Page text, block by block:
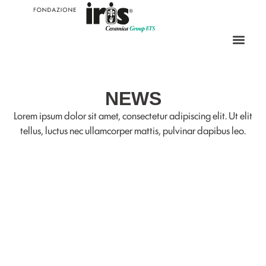
NEWS
Lorem ipsum dolor sit amet, consectetur adipiscing elit. Ut elit
tellus, luctus nec ullamcorper mattis, pulvinar dapibus leo.